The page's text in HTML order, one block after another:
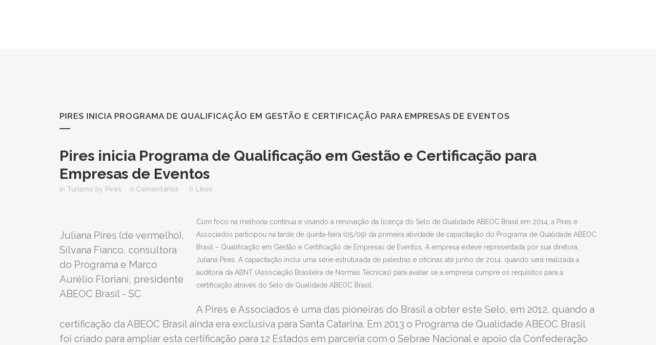
PIRES INICIA PROGRAMA DE QUALIFICAÇÃO EM GESTÃO E CERTIFICAÇÃO PARA EMPRESAS DE EVENTOS
Pires inicia Programa de Qualificação em Gestão e Certificação para
Empresas de Eventos
in Turismo by Pires 0 Comentários 0 Likes
Juliana Pires (de vermelho),
Silvana Fianco, consultora
do Programa e Marco
Aurélio Floriani, presidente
ABEOC Brasil - SC
Com foco na melhoria contínua e visando a renovação da licença do Selo de Qualidade ABEOC Brasil em 2014, a Pires e
Associados participou na tarde de quinta-feira (05/09) da primeira atividade de capacitação do Programa de Qualidade ABEOC
Brasil – Qualificação em Gestão e Certificação de Empresas de Eventos. A empresa esteve representada por sua diretora,
Juliana Pires. A capacitação inclui uma série estruturada de palestras e oficinas até junho de 2014, quando será realizada a
auditoria da ABNT (Associação Brasileira de Normas Técnicas) para avaliar se a empresa cumpre os requisitos para a
certificação através do Selo de Qualidade ABEOC Brasil.
A Pires e Associados é uma das pioneiras do Brasil a obter este Selo, em 2012, quando a
certificação da ABEOC Brasil ainda era exclusiva para Santa Catarina. Em 2013 o Programa de Qualidade ABEOC Brasil
foi criado para ampliar esta certificação para 12 Estados em parceria com o Sebrae Nacional e apoio da Confederação